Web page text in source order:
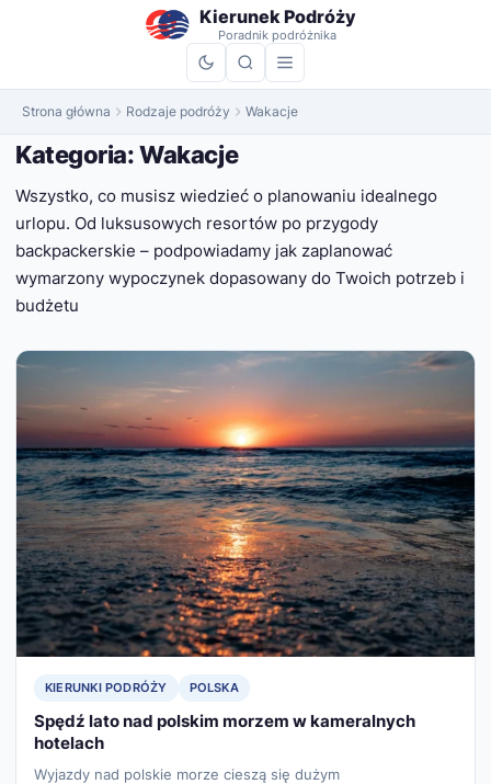
Kierunek Podróży
Poradnik podróżnika
Strona główna Rodzaje podróży Wakacje
Kategoria:Wakacje
Wszystko, co musisz wiedzieć o planowaniu idealnego
urlopu. Od luksusowych resortów po przygody
backpackerskie – podpowiadamy jak zaplanować
wymarzony wypoczynek dopasowany do Twoich potrzeb i
budżetu
KIERUNKI PODRÓŻY POLSKA
Spędź lato nad polskim morzem w kameralnych
hotelach
Wyjazdy nad polskie morze cieszą się dużym